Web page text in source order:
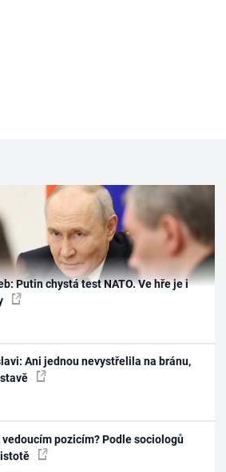
Putin chystá test NATO. Ve hře je i
Ani jednou nevystřelila na bránu,
vedoucím pozicím? Podle sociologů